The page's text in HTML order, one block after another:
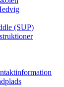
(SUP)